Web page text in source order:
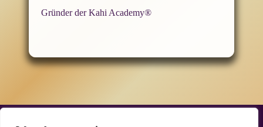
Gründer der Kahi Academy®